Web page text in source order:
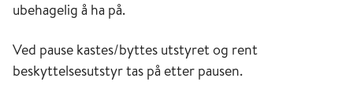
ubehagelig å ha på.
Ved pause kastes/byttes utstyret og rent
beskyttelsesutstyr tas på etter pausen.